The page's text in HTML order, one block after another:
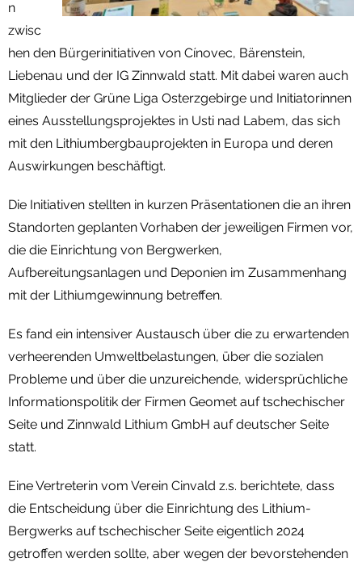
n
zwisc
hen den Bürgerinitiativen von Cínovec, Bärenstein,
Liebenau und der IG Zinnwald statt. Mit dabei waren auch
Mitglieder der Grüne Liga Osterzgebirge und Initiatorinnen
eines Ausstellungsprojektes in Usti nad Labem, das sich
mit den Lithiumbergbauprojekten in Europa und deren
Auswirkungen beschäftigt.
Die Initiativen stellten in kurzen Präsentationen die an ihren
Standorten geplanten Vorhaben der jeweiligen Firmen vor,
die die Einrichtung von Bergwerken,
Aufbereitungsanlagen und Deponien im Zusammenhang
mit der Lithiumgewinnung betreffen.
Es fand ein intensiver Austausch über die zu erwartenden
verheerenden Umweltbelastungen, über die sozialen
Probleme und über die unzureichende, widersprüchliche
Informationspolitik der Firmen Geomet auf tschechischer
Seite und Zinnwald Lithium GmbH auf deutscher Seite
statt.
Eine Vertreterin vom Verein Cinvald z.s. berichtete, dass
die Entscheidung über die Einrichtung des Lithium-
Bergwerks auf tschechischer Seite eigentlich 2024
getroffen werden sollte, aber wegen der bevorstehenden